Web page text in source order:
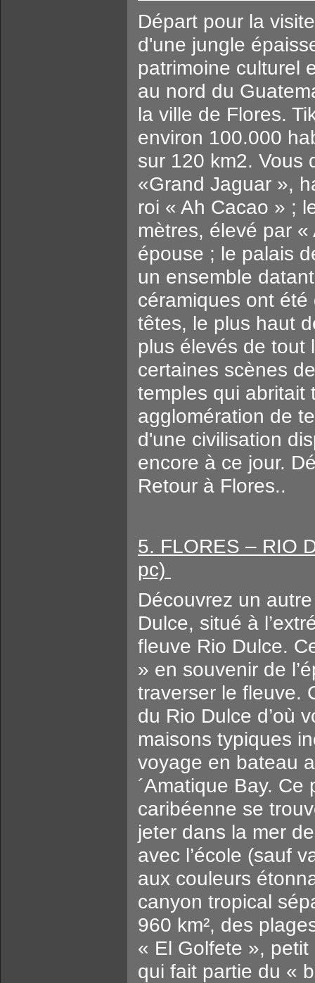
Départ pour la
d'une jungle
patrimoine culturel
au nord du
la ville de Flores.
environ 100.000
sur 120 km2. Vous
«Grand Jaguar »,
roi « Ah Cacao » ;
mètres, élevé par
épouse ; le palais
un ensemble
céramiques ont
têtes, le plus haut
plus élevés de tout
certaines scènes
temples qui abritait
agglomération de
d'une civilisation
encore à ce jour.
Retour à Flores..
5. FLORES – RIO
pc)
Découvrez un
Dulce, situé à
fleuve Rio Dulce.
» en souvenir de
traverser le fleuve.
du Rio Dulce d’où
maisons typiques
voyage en bateau
´Amatique Bay. Ce
caribéenne se
jeter dans la mer
avec l’école (sauf
aux couleurs
canyon tropical
960 km², des
« El Golfete »,
qui fait partie du «